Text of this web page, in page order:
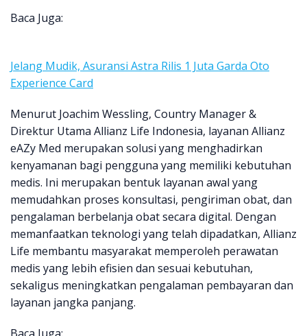
Baca Juga:
Jelang Mudik, Asuransi Astra Rilis 1 Juta Garda Oto
Experience Card
Menurut Joachim Wessling, Country Manager &
Direktur Utama Allianz Life Indonesia, layanan Allianz
eAZy Med merupakan solusi yang menghadirkan
kenyamanan bagi pengguna yang memiliki kebutuhan
medis. Ini merupakan bentuk layanan awal yang
memudahkan proses konsultasi, pengiriman obat, dan
pengalaman berbelanja obat secara digital. Dengan
memanfaatkan teknologi yang telah dipadatkan, Allianz
Life membantu masyarakat memperoleh perawatan
medis yang lebih efisien dan sesuai kebutuhan,
sekaligus meningkatkan pengalaman pembayaran dan
layanan jangka panjang.